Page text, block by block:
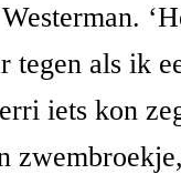
tegen als ik
iets kon